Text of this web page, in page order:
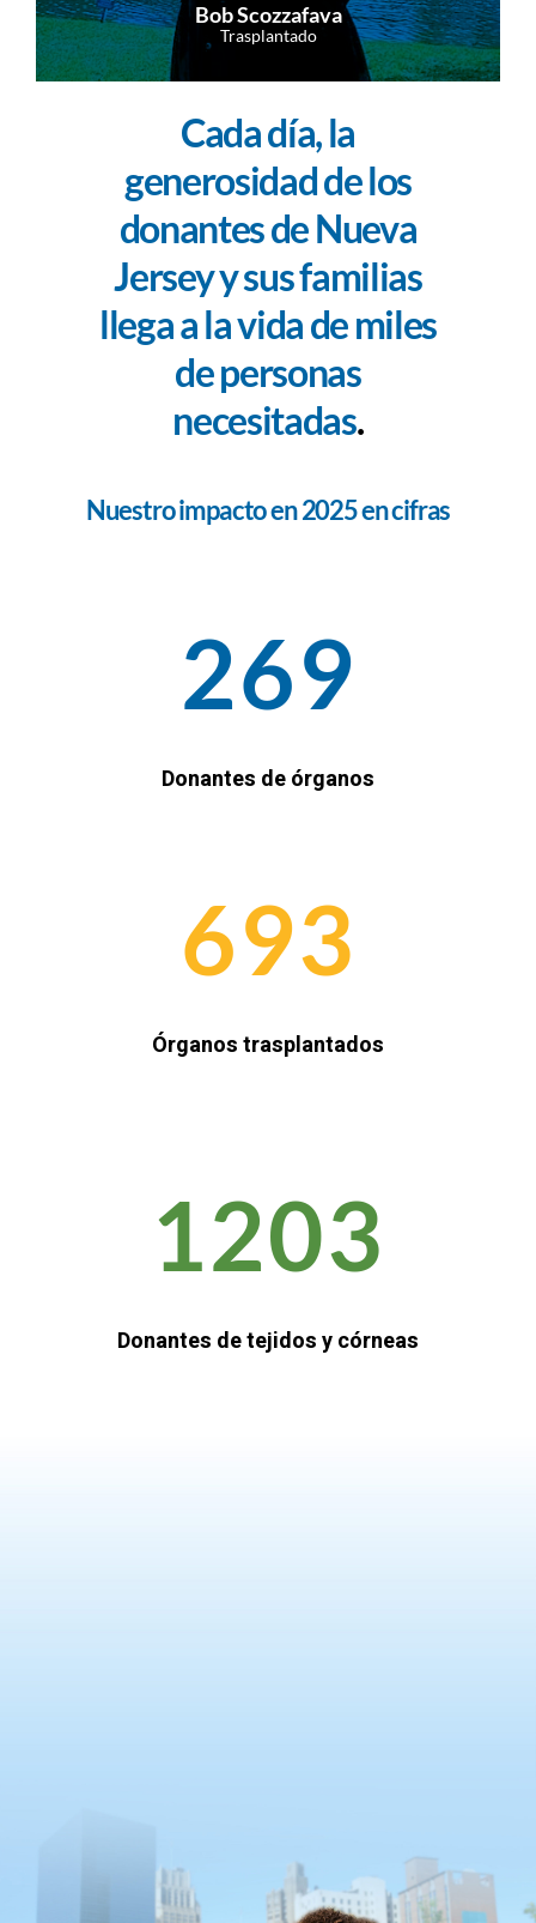
Bob Scozzafava
Trasplantado
Cada día, la
generosidad de los
donantes de Nueva
Jersey y sus familias
llega a la vida de miles
de personas
necesitadas.
Nuestro impacto en 2025 en cifras
269
Donantes de órganos
693
Órganos trasplantados
1203
Donantes de tejidos y córneas